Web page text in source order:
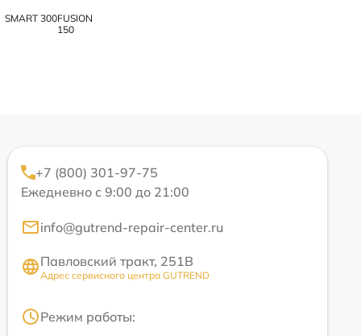
SMART 300FUSION
150
+7 (800) 301-97-75
Ежедневно с 9:00 до 21:00
info@gutrend-repair-center.ru
Павловский тракт, 251В
Адрес сервисного центра GUTREND
Режим работы: